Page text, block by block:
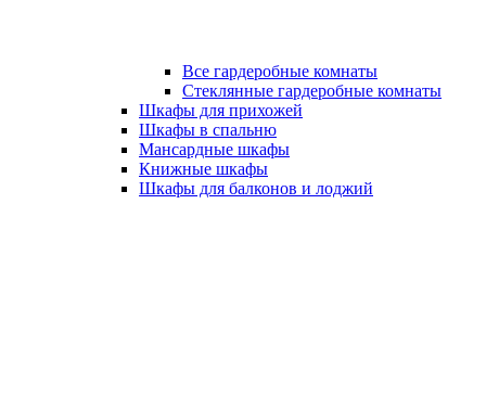
Все гардеробные комнаты
Стеклянные гардеробные комнаты
Шкафы для прихожей
Шкафы в спальню
Мансардные шкафы
Книжные шкафы
Шкафы для балконов и лоджий